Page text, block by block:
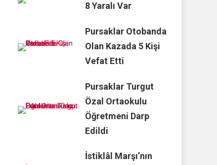
8 Yaralı Var
Pursaklar Otobanda
Olan Kazada 5 Kişi
Vefat Etti
Pursaklar Turgut
Özal Ortaokulu
Öğretmeni Darp
Edildi
İstiklâl Marşı’nın